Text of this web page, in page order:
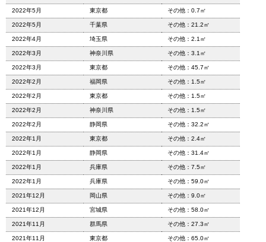
2022年5月 東京都 その他：0.7㎡
2022年5月 千葉県 その他：21.2㎡
2022年4月 埼玉県 その他：2.1㎡
2022年3月 神奈川県 その他：3.1㎡
2022年3月 東京都 その他：45.7㎡
2022年2月 福岡県 その他：1.5㎡
2022年2月 東京都 その他：1.5㎡
2022年2月 神奈川県 その他：1.5㎡
2022年2月 静岡県 その他：32.2㎡
2022年1月 東京都 その他：2.4㎡
2022年1月 静岡県 その他：31.4㎡
2022年1月 兵庫県 その他：7.5㎡
2022年1月 兵庫県 その他：59.0㎡
2021年12月 岡山県 その他：9.0㎡
2021年12月 宮城県 その他：58.0㎡
2021年11月 群馬県 その他：27.3㎡
2021年11月 東京都 その他：65.0㎡